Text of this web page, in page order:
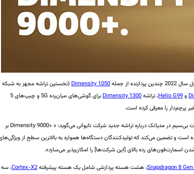
از جمله Dimensity 1050(نخستین تراشه مجهز به شبکه
وHelio G99، تراشهDimensity 1300
برای گوشی‌های میان‌رده 5G و چیپ‌های 5
پرچم‌دار را معرفی کرده است.
دکتر ین‌چی لی (Dr. Yenchi Lee)، معاون مدیر کل واحد کسب‌وکار ارتباطات بی‌سیم در مدیاتک درباره تراشه جدید شرکت تایوانی می‌گوید: « +Dimensity 9000 بر
و تضمین می‌کند که تولیدکنندگان دستگاه‌ها همواره به بالاترین سطح از
اسمارت‌فون‌های رده بالای [این شرکت‌ها] را امکان‌پذیر می‌سازد».
Snapdragon 8، هشت هسته پردازشی شامل یک هسته پیشرفتهCortex-X2، سه